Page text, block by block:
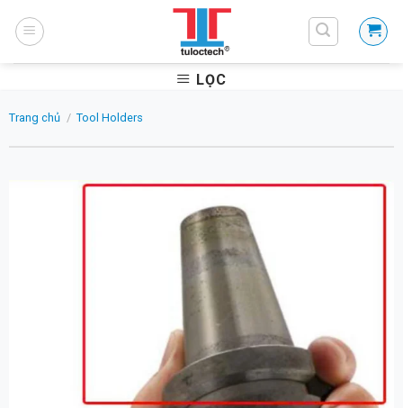
LỌC
Trang chủ / Tool Holders